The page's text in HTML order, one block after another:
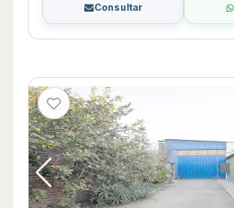
Consultar